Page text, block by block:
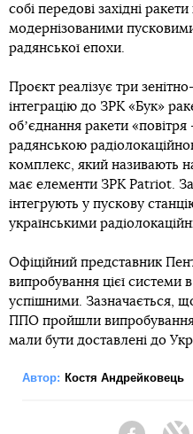
собі передові західні
модернізованими
радянської епохи.
Проєкт реалізує три
інтеграцію до ЗРК «Бук»
обʼєднання ракети
радянською
комплекс, який називають
має елементи ЗРК Patriot.
інтегрують у пускову
українськими
Офіційний представник
випробування цієї системи
успішними. Зазначається,
ППО пройшли випробування
мали бути доставлені до
Автор: Костя Андрейковець